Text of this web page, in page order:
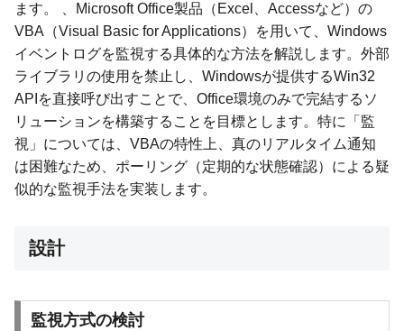
ます。 、Microsoft Office製品（Excel、Accessなど）の
VBA（Visual Basic for Applications）を用いて、Windows
イベントログを監視する具体的な方法を解説します。外部
ライブラリの使用を禁止し、Windowsが提供するWin32
APIを直接呼び出すことで、Office環境のみで完結するソ
リューションを構築することを目標とします。特に「監
視」については、VBAの特性上、真のリアルタイム通知
は困難なため、ポーリング（定期的な状態確認）による疑
似的な監視手法を実装します。
設計
監視方式の検討